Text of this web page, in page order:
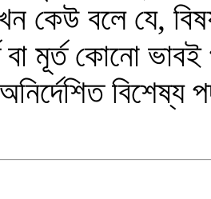
কেউ বলে যে,
বা মূর্ত কোনো
বিশেষ্য